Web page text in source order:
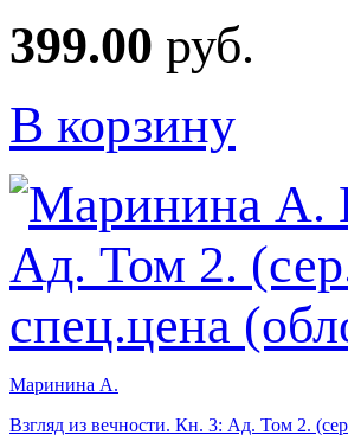
399.00 руб.
В корзину
Маринина А.
Взгляд из вечности. Кн. 3: Ад. Том 2.